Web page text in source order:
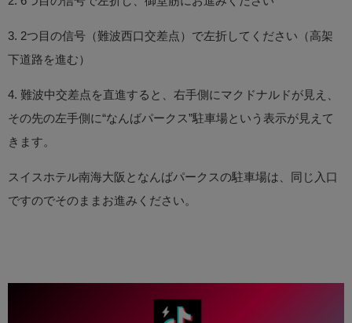
3. 2つ目の信号（難波西口交差点）で左折してください（高架
下道路を進む）
4. 難波中交差点を直進すると、右手側にマクドナルドが見え、
その先の左手側に“なんばパークス”駐車場という表示が見えて
きます。
スイスホテル南海大阪となんばパークスの駐車場は、同じ入口
ですのでそのままお進みください。